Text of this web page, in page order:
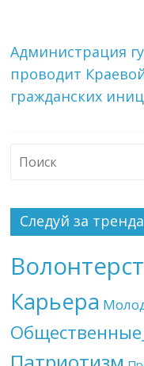
Администрация
проводит
гражданских
Следуй за
Карьера